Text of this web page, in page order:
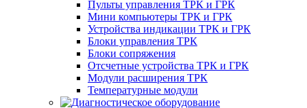
Пульты управления ТРК и ГРК
Мини компьютеры ТРК и ГРК
Устройства индикации ТРК и ГРК
Блоки управления ТРК
Блоки сопряжения
Отсчетные устройства ТРК и ГРК
Модули расширения ТРК
Температурные модули